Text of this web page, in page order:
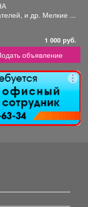
и др. Мелкие ...
1 000 руб.
объявление